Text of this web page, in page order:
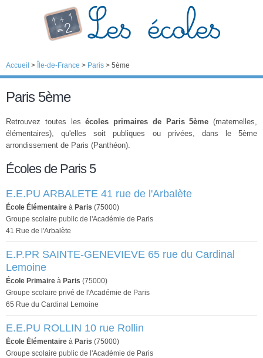
Accueil > Île-de-France > Paris > 5ème
Paris 5ème
Retrouvez toutes lesécoles primaires de Paris 5ème (maternelles,
élémentaires), qu'elles soit publiques ou privées, dans le 5ème
arrondissement de Paris (Panthéon).
Écoles de Paris 5
E.E.PU ARBALETE 41 rue de l'Arbalète
École Élémentaire à Paris (75000)
Groupe scolaire public de l'Académie de Paris
41 Rue de l'Arbalète
E.P.PR SAINTE-GENEVIEVE 65 rue du Cardinal
Lemoine
École Primaire à Paris (75000)
Groupe scolaire privé de l'Académie de Paris
65 Rue du Cardinal Lemoine
E.E.PU ROLLIN 10 rue Rollin
École Élémentaire à Paris (75000)
Groupe scolaire public de l'Académie de Paris